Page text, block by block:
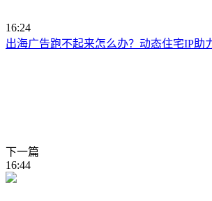
16:24
出海广告跑不起来怎么办？动态住宅IP助
下一篇
16:44